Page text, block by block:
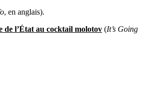
, en anglais).
de l’État au cocktail molotov (It’s Going